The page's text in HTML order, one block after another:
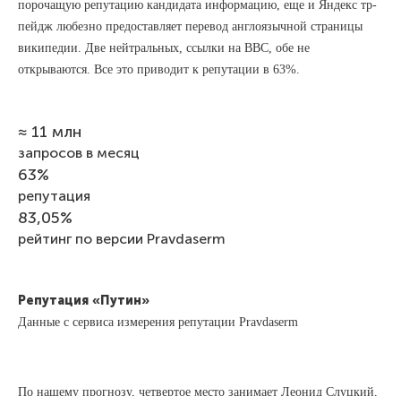
порочащую репутацию кандидата информацию, еще и Яндекс тр-
пейдж любезно предоставляет перевод англоязычной страницы
википедии. Две нейтральных, ссылки на BBC, обе не
открываются. Все это приводит к репутации в 63%.
≈ 11 млн
запросов в месяц
63%
репутация
83,05%
рейтинг по версии Pravdaserm
Репутация «Путин»
Данные с сервиса измерения репутации Pravdaserm
По нашему прогнозу, четвертое место занимает Леонид Слуцкий,